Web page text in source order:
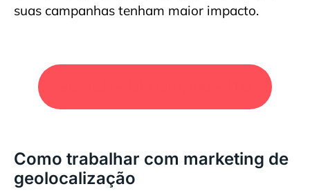
suas campanhas tenham maior impacto.
Como trabalhar com marketing de
geolocalização